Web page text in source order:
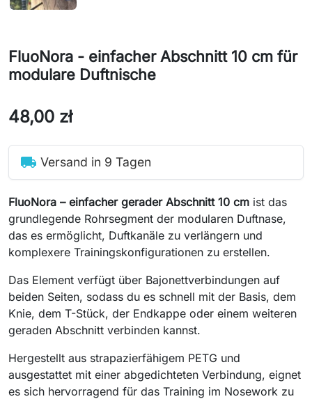
FluoNora - einfacher Abschnitt 10 cm für
modulare Duftnische
48,00 zł
local_shipping Versand in 9 Tagen
FluoNora – einfacher gerader Abschnitt 10 cm ist das
grundlegende Rohrsegment der modularen Duftnase,
das es ermöglicht, Duftkanäle zu verlängern und
komplexere Trainingskonfigurationen zu erstellen.
Das Element verfügt über Bajonettverbindungen auf
beiden Seiten, sodass du es schnell mit der Basis, dem
Knie, dem T-Stück, der Endkappe oder einem weiteren
geraden Abschnitt verbinden kannst.
Hergestellt aus strapazierfähigem PETG und
ausgestattet mit einer abgedichteten Verbindung, eignet
es sich hervorragend für das Training im Nosework zu